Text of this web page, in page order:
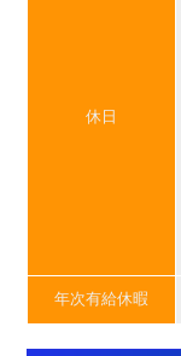
休日
年次有給休暇